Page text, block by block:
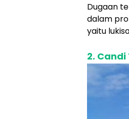
Dugaan
dalam
yaitu
2.